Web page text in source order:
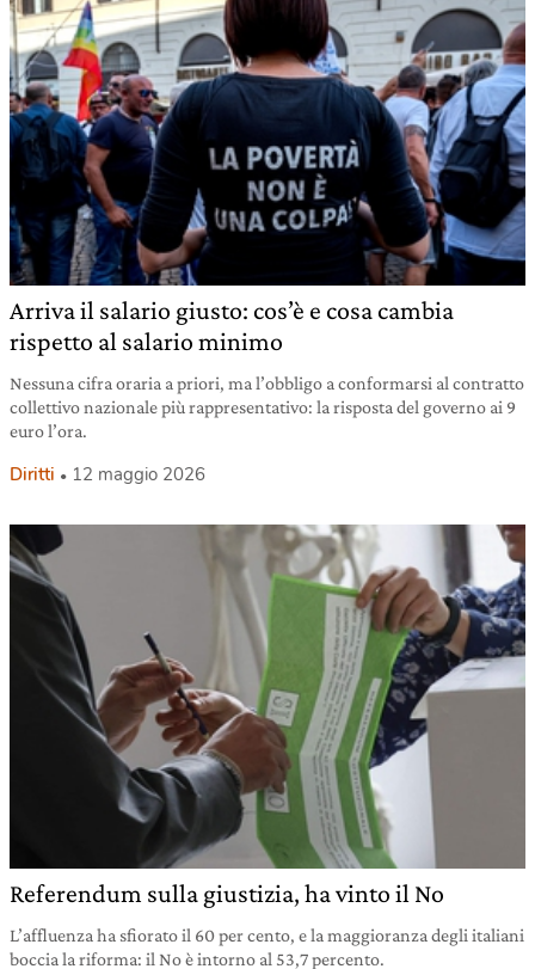
Arriva il salario giusto: cos’è e cosa cambia
rispetto al salario minimo
Nessuna cifra oraria a priori, ma l’obbligo a conformarsi al contratto
collettivo nazionale più rappresentativo: la risposta del governo ai 9
euro l’ora.
Diritti 12 maggio 2026
Referendum sulla giustizia, ha vinto il No
L’affluenza ha sfiorato il 60 per cento, e la maggioranza degli italiani
boccia la riforma: il No è intorno al 53,7 percento.